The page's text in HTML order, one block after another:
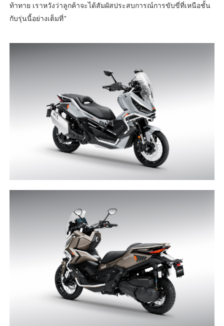
ท้าทาย เราหวังว่าลูกค้าจะได้สัมผัสประสบการณ์การขับขี่ที่เหนือชั้น
กับรุ่นนี้อย่างเต็มที่"